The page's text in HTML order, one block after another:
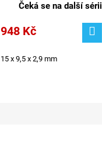
Čeká se na další sérii
948 Kč
15 x 9,5 x 2,9 mm